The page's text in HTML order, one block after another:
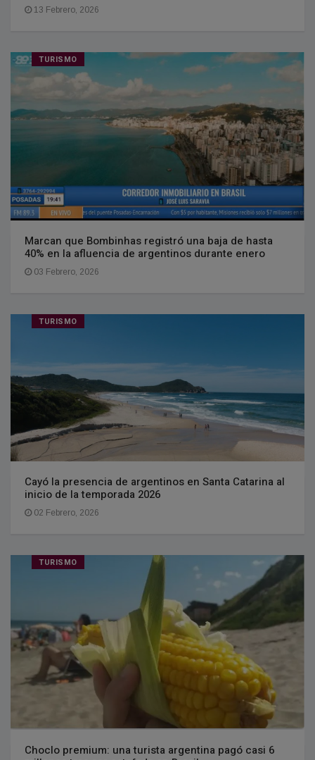
13 Febrero, 2026
TURISMO
Marcan que Bombinhas registró una baja de hasta
40% en la afluencia de argentinos durante enero
03 Febrero, 2026
TURISMO
Cayó la presencia de argentinos en Santa Catarina al
inicio de la temporada 2026
02 Febrero, 2026
TURISMO
Choclo premium: una turista argentina pagó casi 6